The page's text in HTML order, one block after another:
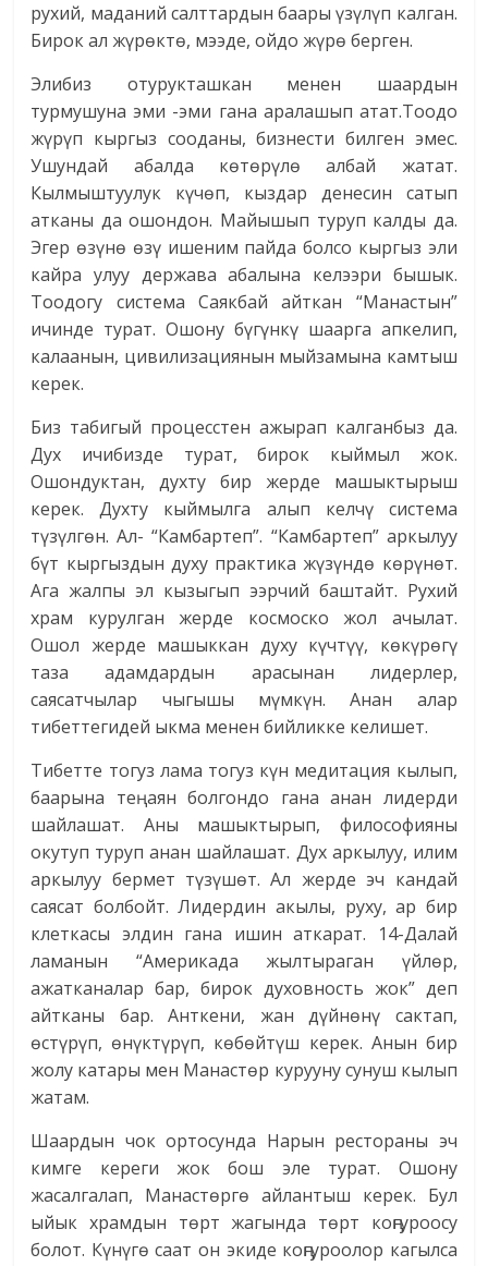
рухий, маданий салттардын баары үзүлүп калган.
Бирок ал жүрөктө, мээде, ойдо жүрө берген.
Элибиз отурукташкан менен шаардын
турмушуна эми -эми гана аралашып атат.Тоодо
жүрүп кыргыз сооданы, бизнести билген эмес.
Ушундай абалда көтөрүлө албай жатат.
Кылмыштуулук күчөп, кыздар денесин сатып
атканы да ошондон. Майышып туруп калды да.
Эгер өзүнө өзү ишеним пайда болсо кыргыз эли
кайра улуу держава абалына келээри бышык.
Тоодогу система Саякбай айткан “Манастын”
ичинде турат. Ошону бүгүнкү шаарга апкелип,
калаанын, цивилизациянын мыйзамына камтыш
керек.
Биз табигый процесстен ажырап калганбыз да.
Дух ичибизде турат, бирок кыймыл жок.
Ошондуктан, духту бир жерде машыктырыш
керек. Духту кыймылга алып келчү система
түзүлгөн. Ал- “Камбартеп”. “Камбартеп” аркылуу
бүт кыргыздын духу практика жүзүндө көрүнөт.
Ага жалпы эл кызыгып ээрчий баштайт. Рухий
храм курулган жерде космоско жол ачылат.
Ошол жерде машыккан духу күчтүү, көкүрөгү
таза адамдардын арасынан лидерлер,
саясатчылар чыгышы мүмкүн. Анан алар
тибеттегидей ыкма менен бийликке келишет.
Тибетте тогуз лама тогуз күн медитация кылып,
баарына тең аян болгондо гана анан лидерди
шайлашат. Аны машыктырып, философияны
окутуп туруп анан шайлашат. Дух аркылуу, илим
аркылуу бермет түзүшөт. Ал жерде эч кандай
саясат болбойт. Лидердин акылы, руху, ар бир
клеткасы элдин гана ишин аткарат. 14-Далай
ламанын “Америкада жылтыраган үйлөр,
ажатканалар бар, бирок духовность жок” деп
айтканы бар. Анткени, жан дүйнөнү сактап,
өстүрүп, өнүктүрүп, көбөйтүш керек. Анын бир
жолу катары мен Манастөр курууну сунуш кылып
жатам.
Шаардын чок ортосунда Нарын рестораны эч
кимге кереги жок бош эле турат. Ошону
жасалгалап, Манастөргө айлантыш керек. Бул
ыйык храмдын төрт жагында төрт коңгуроосу
болот. Күнүгө саат он экиде коңгуроолор кагылса